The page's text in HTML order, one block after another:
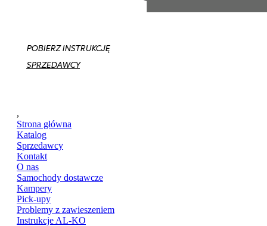
POBIERZ INSTRUKCJĘ
SPRZEDAWCY
,
Strona główna
Katalog
Sprzedawcy
Kontakt
O nas
Samochody dostawcze
Kampery
Pick-upy
Problemy z zawieszeniem
Instrukcje AL-KO